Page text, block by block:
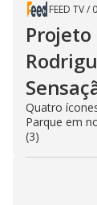
FEED TV/
Projeto
Quatro
Parque em
(3)